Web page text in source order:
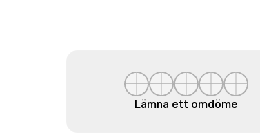
Lämna ett omdöme